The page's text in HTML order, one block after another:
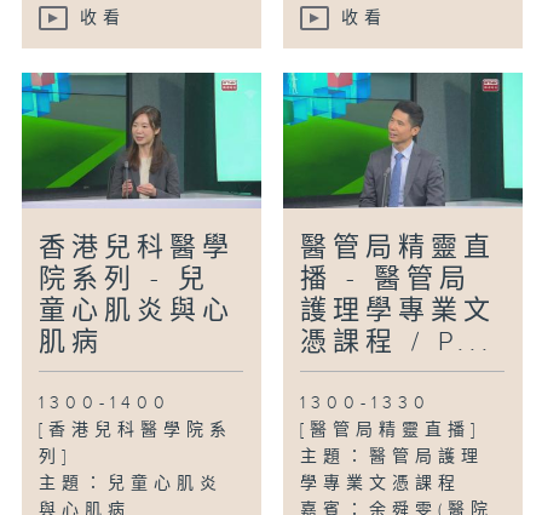
收看 收看
香港兒科醫學
院系列 - 兒
童心肌炎與心
肌病
1300-1400
[香港兒科醫學院系
列]
主題：兒童心肌炎
與心肌病
醫管局精靈直
播 - 醫管局
護理學專業文
憑課程 / P...
1300-1330
[醫管局精靈直播]
主題：醫管局護理
學專業文憑課程
嘉賓：余舜雯(醫院